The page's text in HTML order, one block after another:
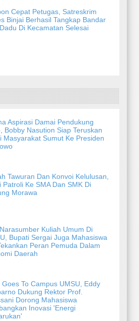
Cepat Petugas, Satreskrim
Binjai Berhasil Tangkap Bandar
Di Kecamatan Selesai
Aspirasi Damai Pendukung
Bobby Nasution Siap Teruskan
Masyarakat Sumut Ke Presiden
Tawuran Dan Konvoi Kelulusan,
Patroli Ke SMA Dan SMK Di
Morawa
Kuliah Umum Di
Bupati Sergai Juga Mahasiswa
Peran Pemuda Dalam
Daerah
Goes To Campus UMSU, Eddy
Dukung Rektor Prof.
Dorong Mahasiswa
Inovasi 'Energi